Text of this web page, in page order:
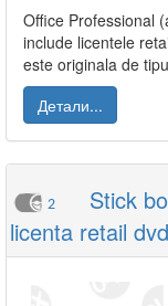
Office Professional
include licentele
este originala de
Детали...
2
Stick
licenta retail